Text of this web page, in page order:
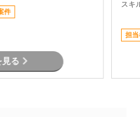
スチューニング対応 ・チ
ニケーションを通じた課
件
見る
スキ
担当